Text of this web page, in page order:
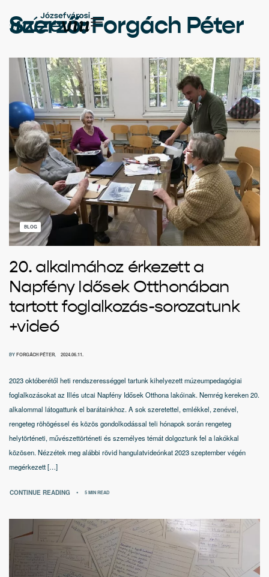
Szerző:Forgách Péter
BLOG
20. alkalmához érkezett a
Napfény Idősek Otthonában
tartott foglalkozás-sorozatunk
+videó
BY FORGÁCH PÉTER 2024.06.11.
2023 októberétől heti rendszerességgel tartunk kihelyezett múzeumpedagógiai
foglalkozásokat az Illés utcai Napfény Idősek Otthona lakóinak. Nemrég kereken 20.
alkalommal látogattunk el barátainkhoz. A sok szeretettel, emlékkel, zenével,
rengeteg röhögéssel és közös gondolkodással teli hónapok során rengeteg
helytörténeti, művészettörténeti és személyes témát dolgoztunk fel a lakókkal
közösen. Nézzétek meg alábbi rövid hangulatvideónkat 2023 szeptember végén
megérkezett […]
CONTINUE READING 5 MIN READ